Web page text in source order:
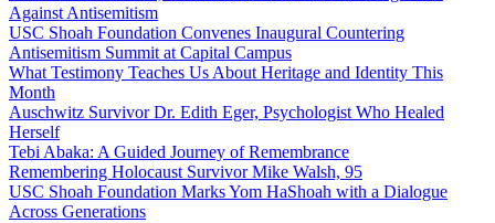
Against Antisemitism
USC Shoah Foundation Convenes Inaugural Countering
Antisemitism Summit at Capital Campus
What Testimony Teaches Us About Heritage and Identity This
Month
Auschwitz Survivor Dr. Edith Eger, Psychologist Who Healed
Herself
Tebi Abaka: A Guided Journey of Remembrance
Remembering Holocaust Survivor Mike Walsh, 95
USC Shoah Foundation Marks Yom HaShoah with a Dialogue
Across Generations